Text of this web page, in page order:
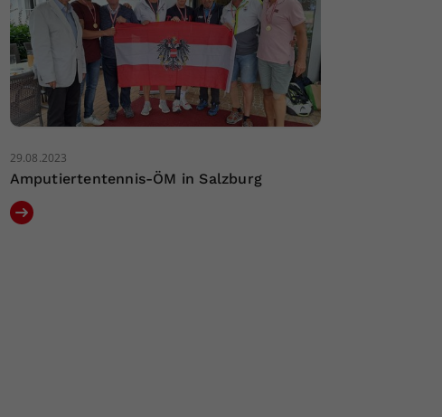
29.08.2023
Amputiertentennis-ÖM in Salzburg